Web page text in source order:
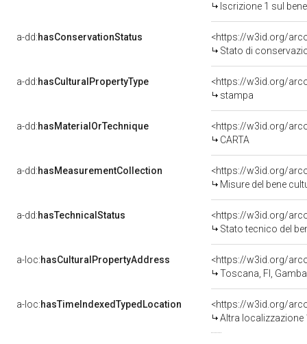
Iscrizione 1 sul
a-dd:hasConservationStatus
<https://w3id.org/
Stato di
a-dd:hasCulturalPropertyType
<https://w3id.org/
stampa
a-dd:hasMaterialOrTechnique
<https://w3id.org/
CARTA
a-dd:hasMeasurementCollection
<https://w3id.org/
Misure del bene
a-dd:hasTechnicalStatus
<https://w3id.org/
Stato tecnico del
a-loc:hasCulturalPropertyAddress
<https://w3id.org/
Toscana, FI,
a-loc:hasTimeIndexedTypedLocation
<https://w3id.org/
Altra localizzazione